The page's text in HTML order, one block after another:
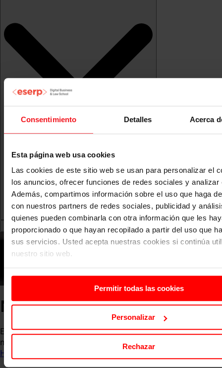
Consentimiento Detalles Acerca
Esta página web usa cookies
Las cookies de este sitio web se usan para personalizar el
los anuncios, ofrecer funciones de redes sociales y analizar
Además, compartimos información sobre el uso que haga
con nuestros partners de redes sociales, publicidad y
quienes pueden combinarla con otra información que les
proporcionado o que hayan recopilado a partir del uso que
sus servicios. Usted acepta nuestras cookies si continúa
nuestro sitio web.
Permitir todas las cookies
Personalizar
Rechazar
Noticias ESERP
Entérate de las últimas novedades, eventos y logros que
marcan el pulso de la comunidad ESERP.
Home